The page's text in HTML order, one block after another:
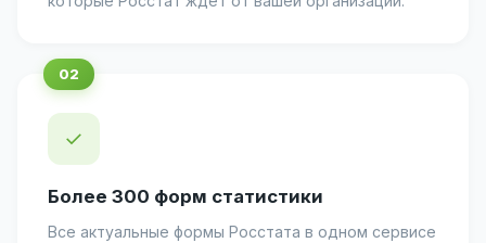
✓
Более 300 форм статистики
Все актуальные формы Росстата в одном сервисе